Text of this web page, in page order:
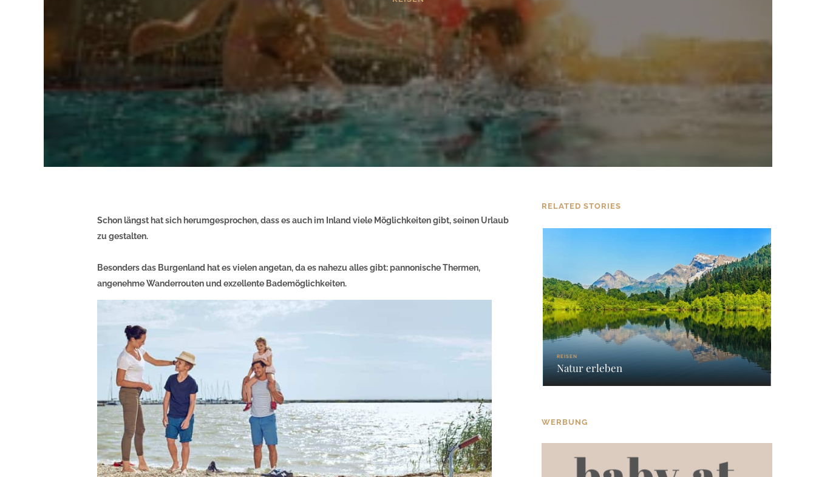
Schon längst hat sich herumgesprochen, dass es auch im Inland viele Möglichkeiten gibt, seinen Urlaub
zu gestalten.
Besonders das Burgenland hat es vielen angetan, da es nahezu alles gibt: pannonische Thermen,
angenehme Wanderrouten und exzellente Bademöglichkeiten.
RELATED STORIES
REISEN
Natur erleben
WERBUNG